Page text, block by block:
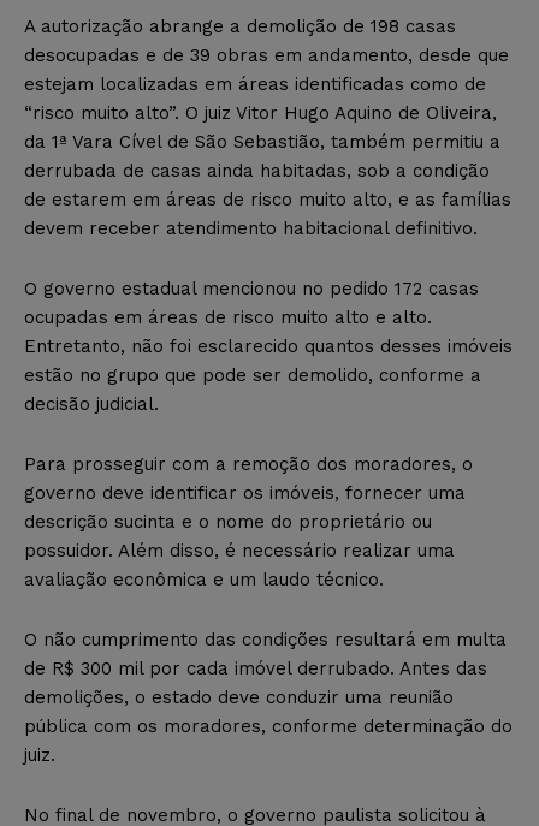
A autorização abrange a demolição de 198 casas
desocupadas e de 39 obras em andamento, desde que
estejam localizadas em áreas identificadas como de
“risco muito alto”. O juiz Vitor Hugo Aquino de Oliveira,
da 1ª Vara Cível de São Sebastião, também permitiu a
derrubada de casas ainda habitadas, sob a condição
de estarem em áreas de risco muito alto, e as famílias
devem receber atendimento habitacional definitivo.
O governo estadual mencionou no pedido 172 casas
ocupadas em áreas de risco muito alto e alto.
Entretanto, não foi esclarecido quantos desses imóveis
estão no grupo que pode ser demolido, conforme a
decisão judicial.
Para prosseguir com a remoção dos moradores, o
governo deve identificar os imóveis, fornecer uma
descrição sucinta e o nome do proprietário ou
possuidor. Além disso, é necessário realizar uma
avaliação econômica e um laudo técnico.
O não cumprimento das condições resultará em multa
de R$ 300 mil por cada imóvel derrubado. Antes das
demolições, o estado deve conduzir uma reunião
pública com os moradores, conforme determinação do
juiz.
No final de novembro, o governo paulista solicitou à